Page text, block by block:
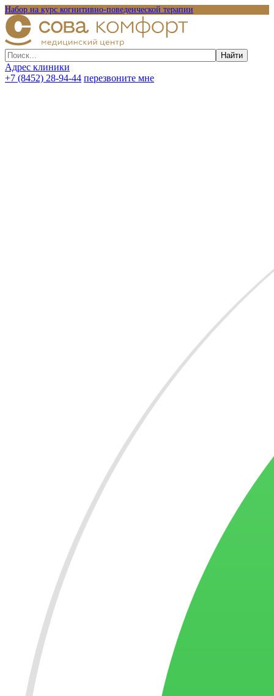
Набор на курс когнитивно-поведенческой терапии
Адрес клиники
+7 (8452) 28-94-44 перезвоните мне